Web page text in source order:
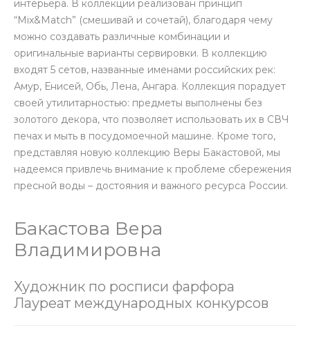
интерьера. В коллекции реализован принцип
“Mix&Match” (смешивай и сочетай), благодаря чему
можно создавать различные комбинации и
оригинальные варианты сервировки. В коллекцию
входят 5 сетов, названные именами российских рек:
Амур, Енисей, Обь, Лена, Ангара. Коллекция порадует
своей утилитарностью: предметы выполнены без
золотого декора, что позволяет использовать их в СВЧ
печах и мыть в посудомоечной машине. Кроме того,
представляя новую коллекцию Веры Бакастовой, мы
надеемся привлечь внимание к проблеме сбережения
пресной воды – достояния и важного ресурса России.
Бакастова Вера
Владимировна
Художник по росписи фарфора
Лауреат международных конкурсов